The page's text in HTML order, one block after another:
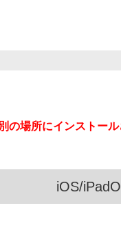
場所にインストール
iOS/